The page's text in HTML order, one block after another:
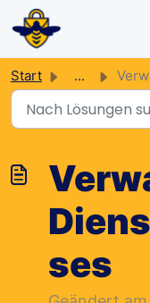
Zum
Start ...
ses